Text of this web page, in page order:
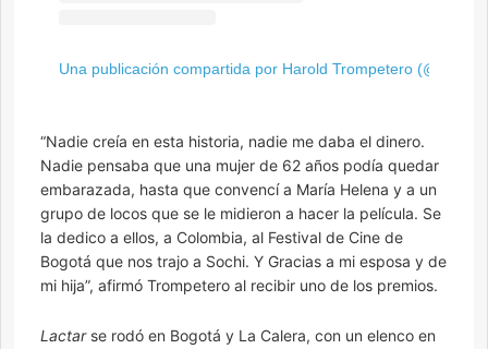
Una publicación compartida por Harold Trompetero
“Nadie creía en esta historia, nadie me daba el dinero.
Nadie pensaba que una mujer de 62 años podía quedar
embarazada, hasta que convencí a María Helena y a un
grupo de locos que se le midieron a hacer la película. Se
la dedico a ellos, a Colombia, al Festival de Cine de
Bogotá que nos trajo a Sochi. Y Gracias a mi esposa y de
mi hija”, afirmó Trompetero al recibir uno de los premios.
Lactarse rodó en Bogotá y La Calera, con un elenco en